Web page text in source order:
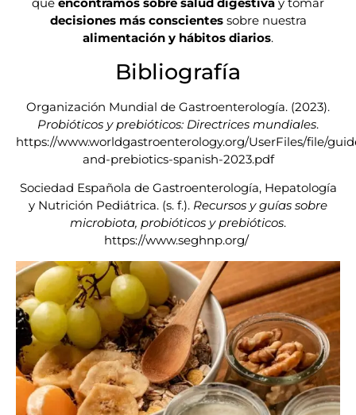
decisiones más conscientes sobre nuestra
alimentación y hábitos diarios.
Bibliografía
Organización Mundial de Gastroenterología. (2023).
Probióticos y prebióticos: Directrices mundiales.
https://www.worldgastroenterology.org/UserFiles/file/
and-prebiotics-spanish-2023.pdf
Sociedad Española de Gastroenterología, Hepatología
y Nutrición Pediátrica. (s. f.). Recursos y guías sobre
microbiota, probióticos y prebióticos.
https://www.seghnp.org/